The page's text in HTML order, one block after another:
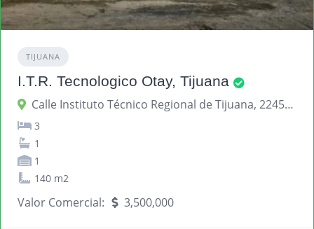
TIJUANA
I.T.R. Tecnologico Otay, Tijuana
Calle Instituto Técnico Regional de Tijuana, 22454 Tijuana, Baja California, México
3
1
1
140 m2
Valor Comercial: 3,500,000